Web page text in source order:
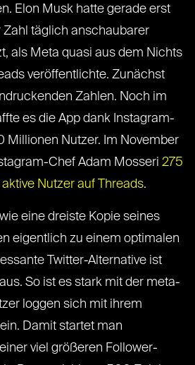
Elon Musk hatte gerade erst
täglich anschaubarer
als Meta quasi aus dem Nichts
veröffentlichte. Zunächst
Zahlen. Noch im
es die App dank Instagram-
Millionen Nutzer. Im November
Chef Adam Mosseri 275
Nutzer auf Threads.
eine dreiste Kopie seines
eigentlich zu einem optimalen
Twitter-Alternative ist
So ist es stark mit der meta-
loggen sich mit ihrem
Damit startet man
viel größeren Follower-